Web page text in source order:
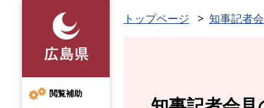
先
頭
閲覧補助
トップページ 知事記者